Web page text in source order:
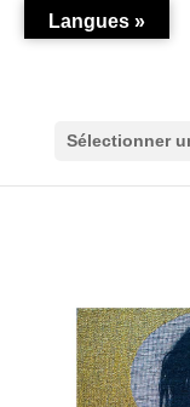
Sélectionner
Langues »